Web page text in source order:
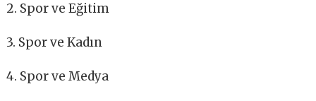
2. Spor ve Eğitim
3. Spor ve Kadın
4. Spor ve Medya